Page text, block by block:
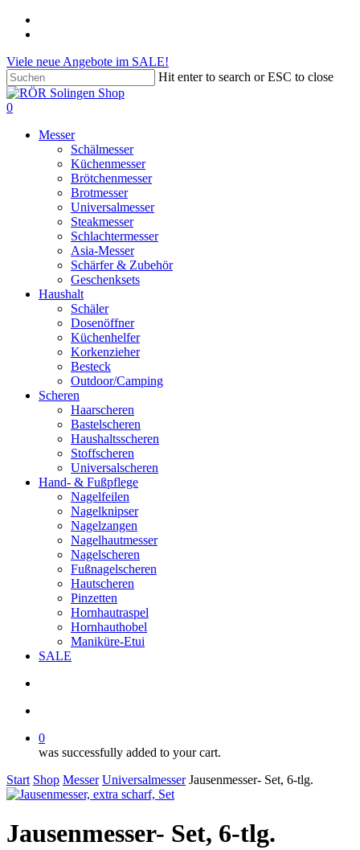
Skip
content
Viele neue Angebote im SALE!
Hit enter to search or ESC to close
Close
Search
search
account
0
Messer
Schälmesser
Küchenmesser
Brötchenmesser
Brotmesser
Universalmesser
Steakmesser
Schlachtermesser
Asia-Messer
Schärfer & Zubehör
Geschenksets
Haushalt
Schäler
Dosenöffner
Küchenhelfer
Korkenzieher
Besteck
Outdoor/Camping
Scheren
Haarscheren
Bastelscheren
Haushaltsscheren
Stoffscheren
Universalscheren
Hand- & Fußpflege
Nagelfeilen
Nagelknipser
Nagelzangen
Nagelhautmesser
Nagelscheren
Fußnagelscheren
Hautscheren
Pinzetten
Hornhautraspel
Hornhauthobel
Maniküre-Etui
SALE
0
was successfully added to your cart.
Start Shop Messer Universalmesser Jausenmesser- Set, 6-tlg.
Jausenmesser- Set, 6-tlg.